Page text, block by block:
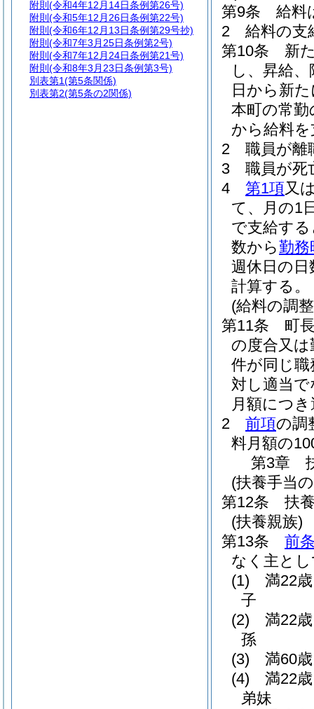
第9条
給料
2
給料の支
第10条
新
し、昇給
日から新
本町の常
から給料
2
職員が離
3
職員が死
4
第1項又
て、月の1
で支給す
数から勤務
週休日の
計算する。
(給料の調
第11条
町
の度合又は
件が同じ
対し適当
月額につ
2
前項の調
料月額の
第3章
(扶養手当
第12条
扶
(扶養親族)
第13条
前
なく主と
(1)
満22
子
(2)
満22
孫
(3)
満60
(4)
満22
弟妹
附則 (令和4年12月14日条例第26号)
附則 (令和5年12月26日条例第22号)
附則 (令和6年12月13日条例第29号抄)
附則 (令和7年3月25日条例第2号)
附則 (令和7年12月24日条例第21号)
附則 (令和8年3月23日条例第3号)
別表第1(第5条関係)
別表第2(第5条の2関係)